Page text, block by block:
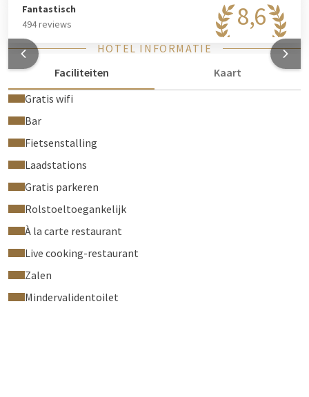
8,6
Fantastisch
494 reviews
HOTEL INFORMATIE
Faciliteiten
Kaart
Gratis wifi
Bar
Fietsenstalling
Laadstations
Gratis parkeren
Rolstoeltoegankelijk
À la carte restaurant
Live cooking-restaurant
Zalen
Mindervalidentoilet